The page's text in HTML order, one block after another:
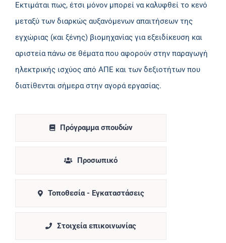
Εκτιμάται πως, έτσι μόνον μπορεί να καλυφθεί το κενό
μεταξύ των διαρκώς αυξανόμενων απαιτήσεων της
εγχώριας (και ξένης) βιομηχανίας για εξειδίκευση και
αριστεία πάνω σε θέματα που αφορούν στην παραγωγή
ηλεκτρικής ισχύος από ΑΠΕ και των δεξιοτήτων που
διατίθενται σήμερα στην αγορά εργασίας.
Πρόγραμμα σπουδών
Προσωπικό
Τοποθεσία - Εγκαταστάσεις
Στοιχεία επικοινωνίας